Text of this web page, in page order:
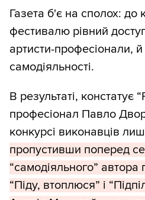
Газета б'є на сполох: до
фестивалю рівний
артисти-професіонали,
самодіяльності.
В результаті, констатує
професіонал Павло
конкурсі виконавців
пропустивши поперед
“самодіяльного” автора
“Піду, втоплюся” і